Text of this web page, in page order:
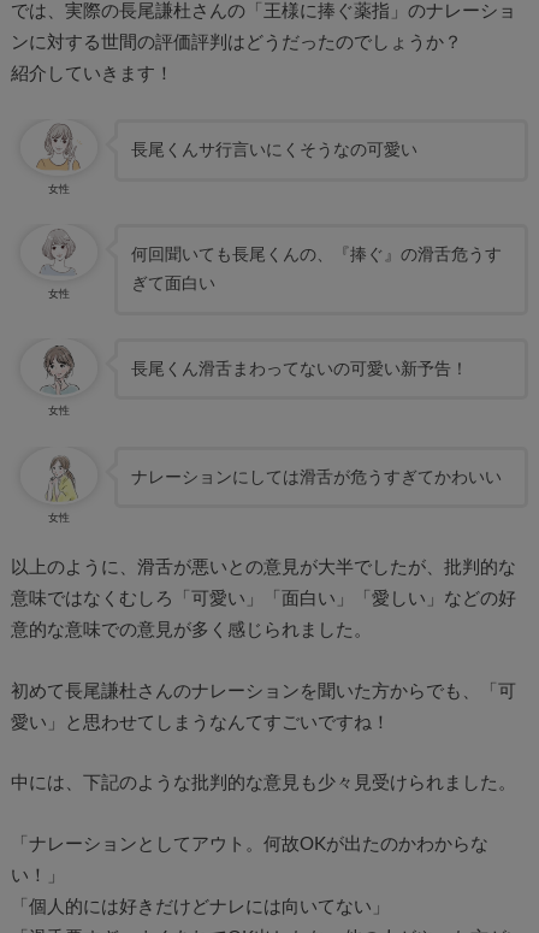
では、実際の長尾謙杜さんの「王様に捧ぐ薬指」のナレーショ
ンに対する世間の評価評判はどうだったのでしょうか？
紹介していきます！
女性
長尾くんサ行言いにくそうなの可愛い
女性
何回聞いても長尾くんの、『捧ぐ』の滑舌危うす
ぎて面白い
女性
長尾くん滑舌まわってないの可愛い新予告！
女性
ナレーションにしては滑舌が危うすぎてかわいい
以上のように、滑舌が悪いとの意見が大半でしたが、批判的な
意味ではなくむしろ「可愛い」「面白い」「愛しい」などの好
意的な意味での意見が多く感じられました。
初めて長尾謙杜さんのナレーションを聞いた方からでも、「可
愛い」と思わせてしまうなんてすごいですね！
中には、下記のような批判的な意見も少々見受けられました。
「ナレーションとしてアウト。何故OKが出たのかわからな
い！」
「個人的には好きだけどナレには向いてない」